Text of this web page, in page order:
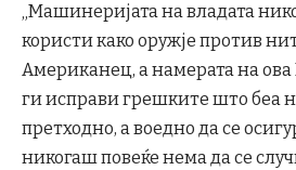
„Машинеријата на владата
користи како оружје против
Американец, а намерата на
ги исправи грешките што беа
претходно, а воедно да се
никогаш повеќе нема да се